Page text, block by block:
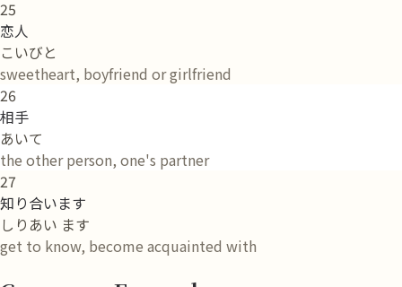
25
恋人
こいびと
sweetheart, boyfriend or girlfriend
26
相手
あいて
the other person, one's partner
27
知り合います
しりあい ます
get to know, become acquainted with